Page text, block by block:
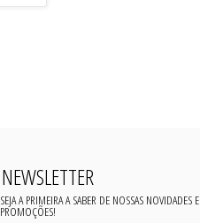
NEWSLETTER
SEJA A PRIMEIRA A SABER DE NOSSAS NOVIDADES E
PROMOÇÕES!